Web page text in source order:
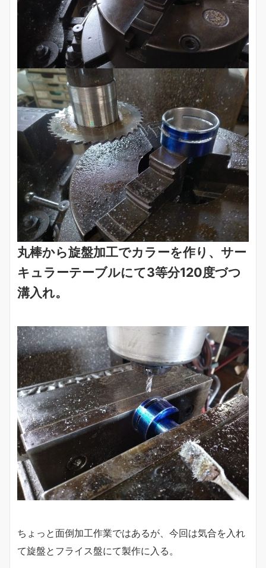
丸棒から旋盤加工でカラーを作り、サー
キュラーテーブルにて3等分120度づつ
溝入れ。
ちょっと面倒加工作業ではあるが、今回は気合を入れ
て旋盤とフライス盤にて製作に入る。